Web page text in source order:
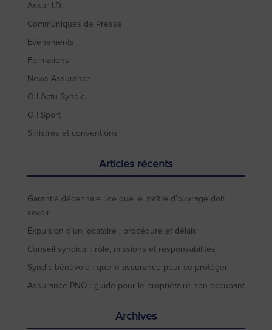
Assur I.D.
Communiqués de Presse
Evénements
Formations
News Assurance
O ! Actu Syndic
O ! Sport
Sinistres et conventions
Articles récents
Garantie décennale : ce que le maître d’ouvrage doit
savoir
Expulsion d’un locataire : procédure et délais
Conseil syndical : rôle, missions et responsabilités
Syndic bénévole : quelle assurance pour se protéger
Assurance PNO : guide pour le propriétaire non occupant
Archives